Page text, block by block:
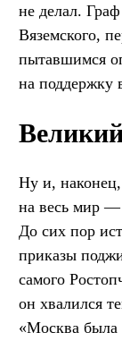
не делал.
Вяземского,
пытавшимся
на поддержку
Ну и, наконец,
на весь мир —
До сих пор
приказы
самого
он хвалился
«Москва была